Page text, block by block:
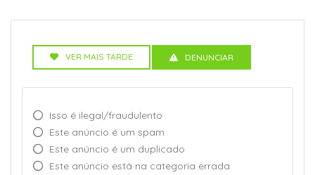
VER MAIS TARDE DENUNCIAR
Isso é ilegal/fraudulento
Este anúncio é um spam
Este anúncio é um duplicado
Este anúncio está na categoria errada